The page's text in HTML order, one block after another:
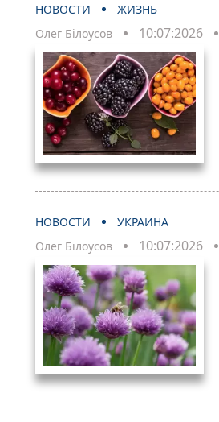
НОВОСТИ
ЖИЗНЬ
Олег Білоусов
10:07:2026
НОВОСТИ
УКРАИНА
Олег Білоусов
10:07:2026